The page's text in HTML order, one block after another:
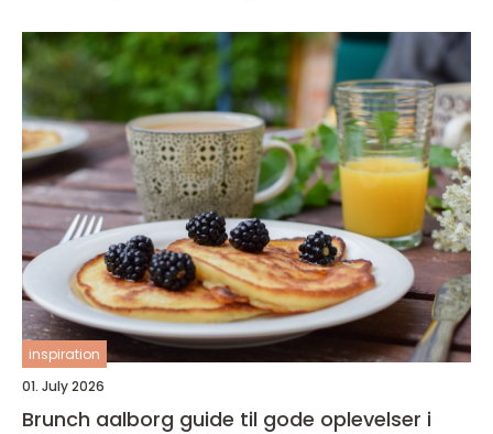
inspiration
01. July 2026
Brunch aalborg guide til gode oplevelser i